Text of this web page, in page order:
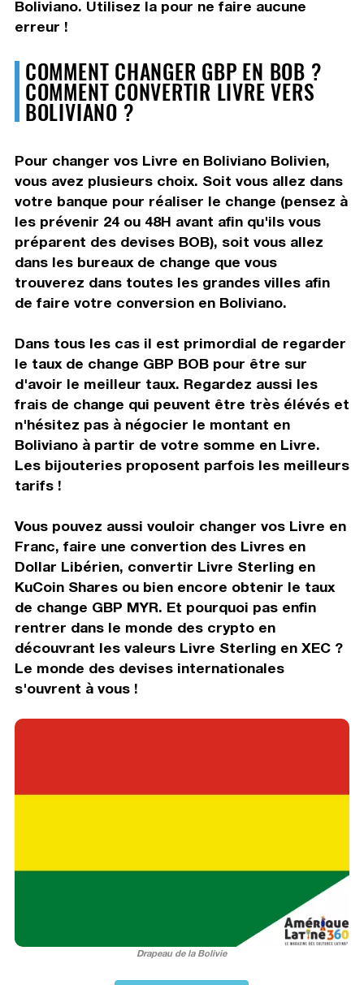
Boliviano. Utilisez la pour ne faire aucune
erreur !
COMMENT CHANGER GBP EN BOB ?
COMMENT CONVERTIR LIVRE VERS
BOLIVIANO ?
Pour changer vos Livre en Boliviano Bolivien,
vous avez plusieurs choix. Soit vous allez dans
votre banque pour réaliser le change (pensez à
les prévenir 24 ou 48H avant afin qu'ils vous
préparent des devises BOB), soit vous allez
dans les bureaux de change que vous
trouverez dans toutes les grandes villes afin
de faire votre conversion en Boliviano.
Dans tous les cas il est primordial de regarder
le taux de change GBP BOB pour être sur
d'avoir le meilleur taux. Regardez aussi les
frais de change qui peuvent être très élévés et
n'hésitez pas à négocier le montant en
Boliviano à partir de votre somme en Livre.
Les bijouteries proposent parfois les meilleurs
tarifs !
Vous pouvez aussi vouloir changer vos Livre en
Franc, faire une convertion des Livres en
Dollar Libérien, convertir Livre Sterling en
KuCoin Shares ou bien encore obtenir le taux
de change GBP MYR. Et pourquoi pas enfin
rentrer dans le monde des crypto en
découvrant les valeurs Livre Sterling en XEC ?
Le monde des devises internationales
s'ouvrent à vous !
Drapeau de la Bolivie